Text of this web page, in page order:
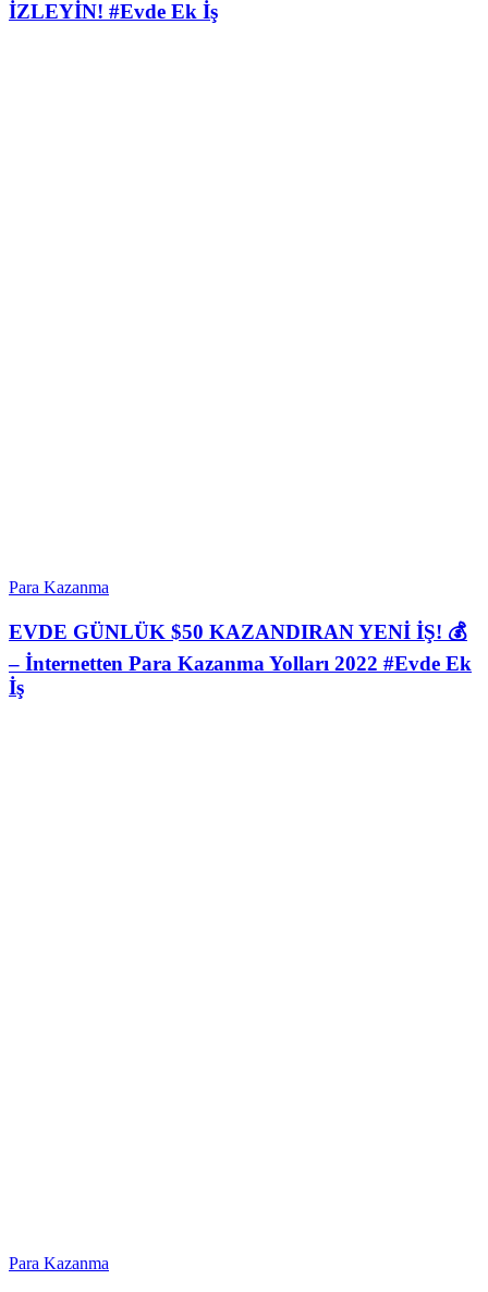
İZLEYİN! #Evde Ek İş
Para Kazanma
EVDE GÜNLÜK $50 KAZANDIRAN YENİ İŞ! 💰
– İnternetten Para Kazanma Yolları 2022 #Evde Ek
İş
Para Kazanma